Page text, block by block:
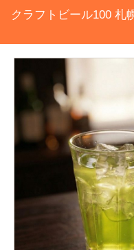
クラフトビール100 札